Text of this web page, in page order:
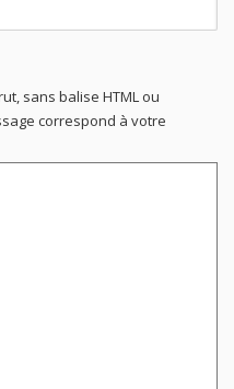
sans balise HTML ou
correspond à votre